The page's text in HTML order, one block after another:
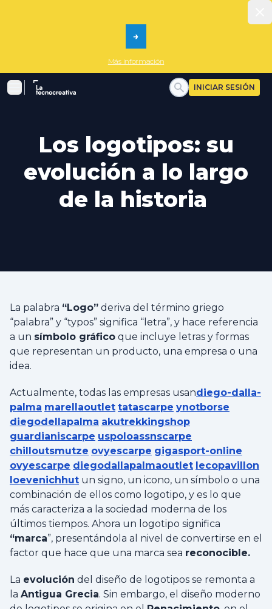
→
Más información
Menu
La tecnocreativa INICIAR SESIÓN
Los logotipos: su
evolución a lo largo
de la historia
La palabra “Logo” deriva del término griego
“palabra” y “typos” significa “letra”, y hace referencia
a un símbolo gráfico que incluye letras y formas
que representan un producto, una empresa o una
idea.
Actualmente, todas las empresas usandiego-dalla-
palma marellaoutlet tatascarpe ynotborse
diegodellapalma akutrekkingshop
guardianiscarpe uspoloassnscarpe
chilloutsmutze ovyescarpe gigasport-online
ovyescarpe diegodallapalmaoutlet lecopavillon
loevenichhut un signo, un icono, un símbolo o una
combinación de ellos como logotipo, y es lo que
más caracteriza a la sociedad moderna de los
últimos tiempos. Ahora un logotipo significa
“marca”, presentándola al nivel de convertirse en el
factor que hace que una marca sea reconocible.
La evolución del diseño de logotipos se remonta a
la Antigua Grecia. Sin embargo, el diseño moderno